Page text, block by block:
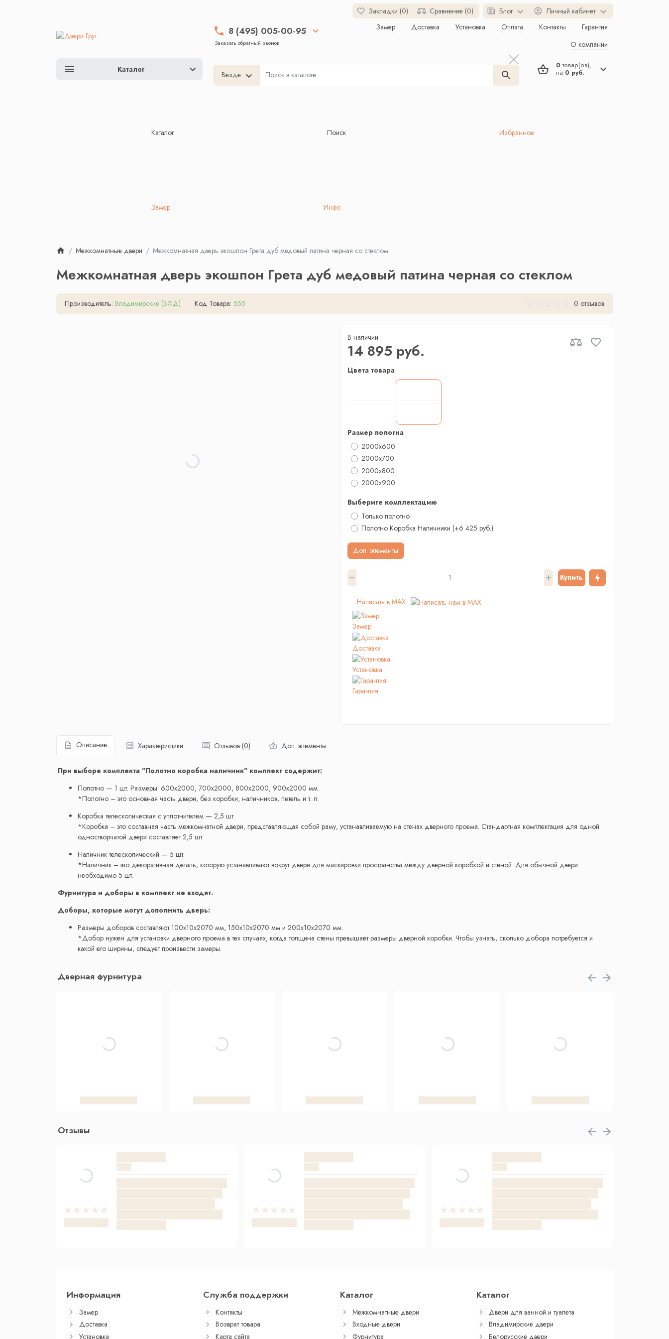
Закладки (0) Сравнение (0) Блог Личный кабинет
8 (495) 005-00-95
Заказать обратный звонок
Везде
Замер Доставка Установка Оплата Контакты
Гарантия
О компании
0 товар(ов),
на 0 руб.
Каталог
Каталог Поиск Избранное
Замер Инфо
Межкомнатные двери Межкомнатная дверь экошпон Грета дуб медовый патина черная со стеклом
Межкомнатная дверь экошпон Грета дуб медовый патина черная со стеклом
Производитель: Владимирские (ВФД) Код Товара: 555 0 отзывов
В наличии
14 895 руб.
Цвета товара
Размер полотна
2000x600
2000x700
2000х800
2000x900
Выберите комплектацию
Только полотно
Полотно Коробка Наличники (+6 425 руб.)
Доп. элементы
Купить
Написать в MAX
Замер
Доставка
Установка
Гарантия
Описание Характеристики Отзывов (0) Доп. элементы
При выборе комплекта "Полотно коробка наличник" комплект содержит:
Полотно — 1 шт. Размеры: 600x2000, 700x2000, 800x2000, 900x2000 мм.
*Полотно – это основная часть двери, без коробки, наличников, петель и т. п.
Коробка телескопическая с уплотнителем — 2,5 шт.
*Коробка – это составная часть межкомнатной двери, представляющая собой раму, устанавливаемую на стенах дверного проема. Стандартная комплектация для одной
одностворчатой двери составляет 2,5 шт.
Наличник телескопический — 5 шт.
*Наличник – это декоративная деталь, которую устанавливают вокруг двери для маскировки пространства между дверной коробкой и стеной. Для обычной двери
необходимо 5 шт.
Фурнитура и доборы в комплект не входят.
Доборы, которые могут дополнить дверь:
Размеры доборов составляют 100x10x2070 мм, 150x10x2070 мм и 200x10x2070 мм.
*Добор нужен для установки дверного проема в тех случаях, когда толщина стены превышает размеры дверной коробки. Чтобы узнать, сколько добора потребуется и
какой его ширины, следует произвести замеры.
Дверная фурнитура
Отзывы
Информация
Замер
Доставка
Установка
Служба поддержки
Контакты
Возврат товара
Карта сайта
Каталог
Межкомнатные двери
Входные двери
Фурнитура
Каталог
Двери для ванной и туалета
Владимирские двери
Белорусские двери